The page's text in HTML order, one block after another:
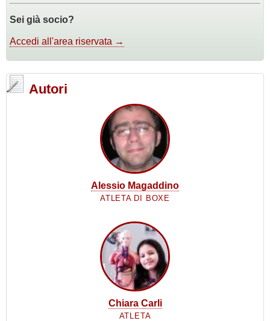
Sei già socio?
Accedi all'area riservata →
Autori
Alessio Magaddino
ATLETA DI BOXE
Chiara Carli
ATLETA